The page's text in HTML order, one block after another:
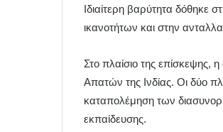
Ιδιαίτερη βαρύτητα δόθηκε
ικανοτήτων και στην
Στο πλαίσιο της επίσκεψης,
Απατών της Ινδίας. Οι δύο
καταπολέμηση των
εκπαίδευσης.